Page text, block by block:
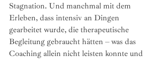
Stagnation. Und manchmal mit dem
Erleben, dass intensiv an Dingen
gearbeitet wurde, die therapeutische
Begleitung gebraucht hätten – was das
Coaching allein nicht leisten konnte und